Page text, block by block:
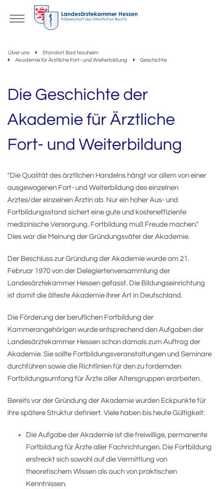
Über uns
Standort Bad Nauheim
Akademie für Ärztliche Fort- und Weiterbildung
Geschichte
Die Geschichte der
Akademie für Ärztliche
Fort- und Weiterbildung
"Die Qualität des ärztlichen Handelns hängt vor allem von einer
ausgewogenen Fort- und Weiterbildung des einzelnen
Arztes/der einzelnen Ärztin ab. Nur ein hoher Aus- und
Fortbildungsstand sichert eine gute und kosteneffiziente
medizinische Versorgung. Fortbildung muß Freude machen."
Dies war die Meinung der Gründungsväter der Akademie.
Der Beschluss zur Gründung der Akademie wurde am 21.
Februar 1970 von der Delegiertenversammlung der
Landesärztekammer Hessen gefasst. Die Bildungseinrichtung
ist damit die älteste Akademie ihrer Art in Deutschland.
Die Förderung der beruflichen Fortbildung der
Kammerangehörigen wurde entsprechend den Aufgaben der
Landesärztekammer Hessen schon damals zum Auftrag der
Akademie. Sie sollte Fortbildungsveranstaltungen und Seminare
durchführen sowie die Richtlinien für den zu fordernden
Fortbildungsumfang für Ärzte aller Altersgruppen erarbeiten.
Bereits vor der Gründung der Akademie wurden Eckpunkte für
ihre spätere Struktur definiert. Viele haben bis heute Gültigkeit:
Die Aufgabe der Akademie ist die freiwillige, permanente
Fortbildung für Ärzte aller Fachrichtungen. Die Fortbildung
erstreckt sich sowohl auf die Vermittlung von
theoretischem Wissen als auch von praktischen
Kenntnissen.